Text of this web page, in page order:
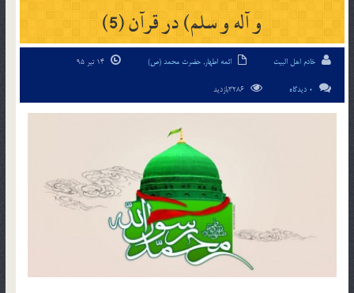
و آله و سلم) در قرآن (5)
خادم اهل البیت ائمه اطهار, حضرت محمد (ص)
0 دیدگاه